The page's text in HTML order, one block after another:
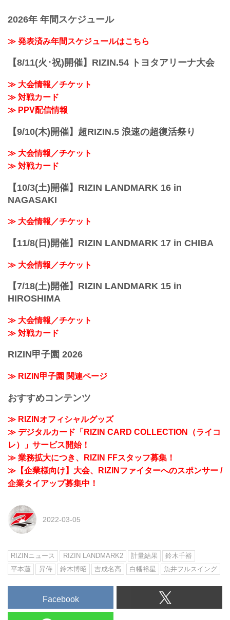
日時
始
※非公開
項目 実施の有無 補足
presents RIZIN LANDMARK vol.2の各社
（木）10時より一斉発売されるぞ！
今回より新たな配信サービスでのPPV販
売が決定！お好きな配信サービスで
+WEED presents RIZIN LANDMARK
名・その他
3/6(日)
2026年 年間スケジュール
≫ 発表済み年間スケジュールはこちら
【8/11(火･祝)開催】RIZIN.54 トヨタアリーナ大会
≫ 大会情報／チケット
≫ 対戦カード
≫ PPV配信情報
【9/10(木)開催】超RIZIN.5 浪速の超復活祭り
≫ 大会情報／チケット
≫ 対戦カード
【10/3(土)開催】RIZIN LANDMARK 16 in
NAGASAKI
≫ 大会情報／チケット
【11/8(日)開催】RIZIN LANDMARK 17 in CHIBA
≫ 大会情報／チケット
【7/18(土)開催】RIZIN LANDMARK 15 in
HIROSHIMA
≫ 大会情報／チケット
≫ 対戦カード
RIZIN甲子園 2026
≫ RIZIN甲子園 関連ページ
おすすめコンテンツ
≫ RIZINオフィシャルグッズ
≫ デジタルカード「RIZIN CARD COLLECTION（ライコ
レ）」サービス開始！
≫ 業務拡大につき、RIZIN FFスタッフ募集！
≫【企業様向け】大会、RIZINファイターへのスポンサー /
企業タイアップ募集中！
2022-03-05
RIZINニュース RIZIN LANDMARK2 計量結果
鈴木千裕
平本蓮
昇侍 鈴木博昭 吉成名高 白幡裕星 魚井フルスイング
Facebook